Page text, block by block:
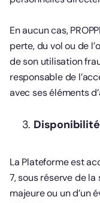
En aucun cas,
perte, du vol ou de
de son utilisation
responsable de
avec ses éléments
La Plateforme est
7, sous réserve de
majeure ou un d’un